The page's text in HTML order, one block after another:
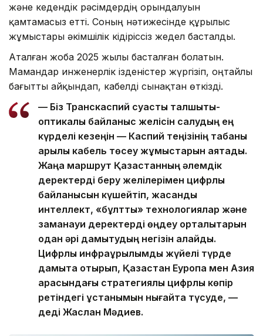
және кедендік рәсімдердің орындалуын
қамтамасыз етті. Соның нәтижесінде құрылыс
жұмыстары әкімшілік кідіріссіз жедел басталды.
Аталған жоба 2025 жылы басталған болатын.
Мамандар инженерлік ізденістер жүргізіп, оңтайлы
бағытты айқындап, кабелді сынақтан өткізді.
— Біз Транскаспий суасты талшықты-
оптикалық байланыс желісін салудың ең
күрделі кезеңін — Каспий теңізінің табаны
арқылы кабель төсеу жұмыстарын аяқтадық.
Жаңа маршрут Қазақстанның әлемдік
деректерді беру желілерімен цифрлық
байланысын күшейтіп, жасанды
интеллект, «бұлтты» технологиялар және
заманауи деректерді өңдеу орталықтарын
одан әрі дамытудың негізін қалайды.
Цифрлық инфрақұрылымды жүйелі түрде
дамыта отырып, Қазақстан Еуропа мен Азия
арасындағы стратегиялық цифрлық көпір
ретіндегі ұстанымын нығайта түсуде, —
деді Жаслан Мәдиев.